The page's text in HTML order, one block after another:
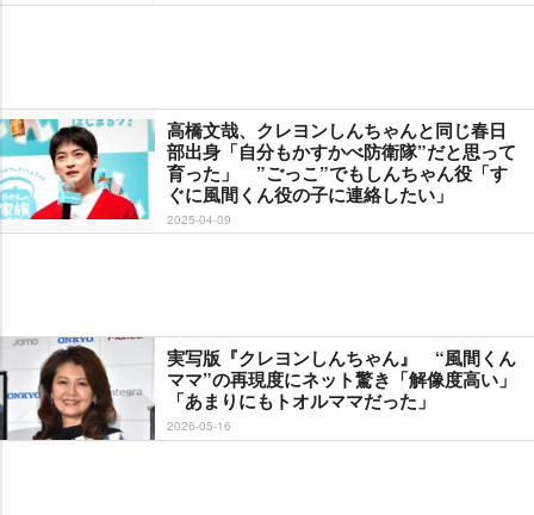
高橋文哉、クレヨンしんちゃんと同じ春日
部出身「自分もかすかべ防衛隊”だと思って
育った」 ”ごっこ”でもしんちゃん役「す
ぐに風間くん役の子に連絡したい」
2025-04-09
実写版『クレヨンしんちゃん』 “風間くん
ママ”の再現度にネット驚き「解像度高い」
「あまりにもトオルママだった」
2026-05-16